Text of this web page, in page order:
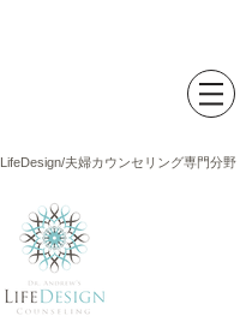
LifeDesign/夫婦カウンセリング専門分野